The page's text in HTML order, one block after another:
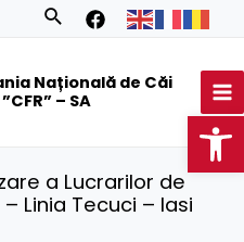
Search
Națională de Căi
– SA
a Lucrarilor de
Linia Tecuci – Iasi